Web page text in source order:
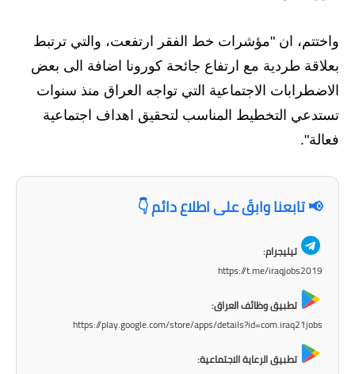
واختتم، ان "مؤشرات خط الفقر ارتفعت، والتي ترتبط
بعلاقة طردية مع ارتفاع جائحة كورونا اضافة الى بعض
الاضطرابات الاجتماعية التي تواجه العراق منذ سنوات
تستدعي التخطيط المناسب لتحقيق اهداف اجتماعية
فعالة".
📢 تابعنا وابقَ على اطلاع دائم 👇
تيليجرام:
https://t.me/iraqjobs2019
تطبيق وظائف العراق:
https://play.google.com/store/apps/details?id=com.iraq21jobs
تطبيق الرعاية الاجتماعية: